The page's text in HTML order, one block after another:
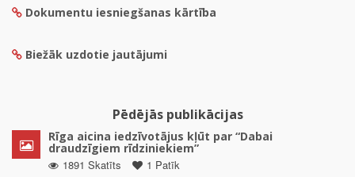
Dokumentu iesniegšanas kārtība
Biežāk uzdotie jautājumi
Pēdējās publikācijas
Rīga aicina iedzīvotājus kļūt par “Dabai
draudzīgiem rīdziniekiem”
1891 Skatīts
1 Patīk